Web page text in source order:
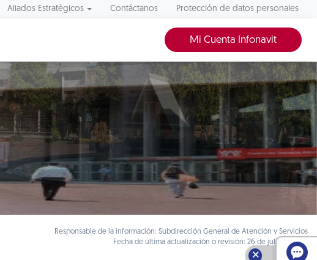
Aliados Estratégicos Contáctanos Protección de datos personales
Mi Cuenta Infonavit
Responsable de la información: Subdirección General de Atención y Servicios
Fecha de última actualización o revisión: 26 de julio de 2021
🗙